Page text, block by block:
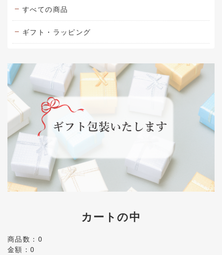
すべての商品
ギフト・ラッピング
カートの中
商品数：0
金額：0